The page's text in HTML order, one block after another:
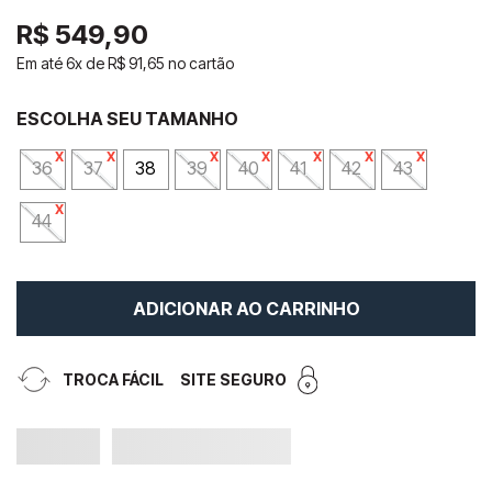
R$ 549,90
Em até6x deR$91,65 no cartão
36 37 38 39 40 41 42 43
44
ADICIONAR AO CARRINHO
TROCA FÁCIL SITE SEGURO